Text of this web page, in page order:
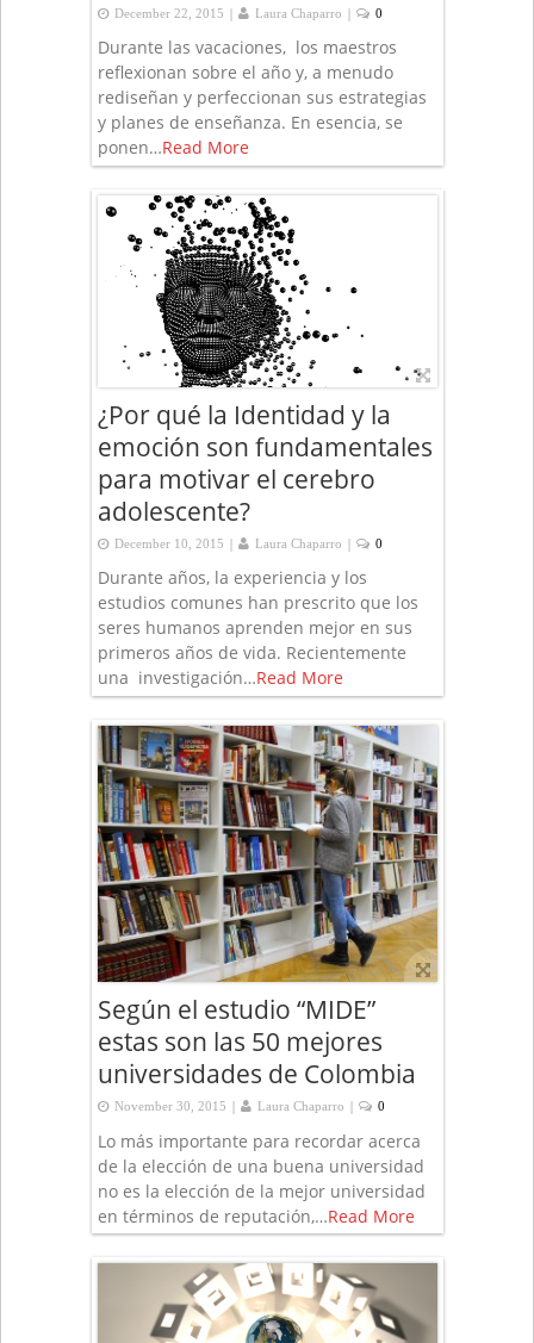
December 22, 2015 | Laura Chaparro | 0
Durante las vacaciones, los maestros
reflexionan sobre el año y, a menudo
rediseñan y perfeccionan sus estrategias
y planes de enseñanza. En esencia, se
ponen…Read More
¿Por qué la Identidad y la
emoción son fundamentales
para motivar el cerebro
adolescente?
December 10, 2015 | Laura Chaparro | 0
Durante años, la experiencia y los
estudios comunes han prescrito que los
seres humanos aprenden mejor en sus
primeros años de vida. Recientemente
una investigación…Read More
Según el estudio “MIDE”
estas son las 50 mejores
universidades de Colombia
November 30, 2015 | Laura Chaparro | 0
Lo más importante para recordar acerca
de la elección de una buena universidad
no es la elección de la mejor universidad
en términos de reputación,…Read More